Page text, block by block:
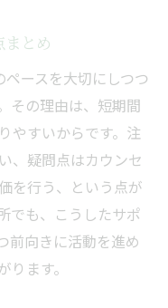
とめ
ースを大切にしつつ
その理由は、短期間
やすいからです。注
、疑問点はカウンセ
を行う、という点が
でも、こうしたサポ
前向きに活動を進め
ます。